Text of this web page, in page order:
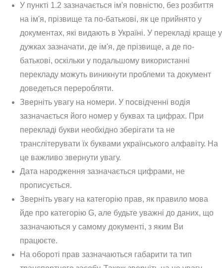
У пункті 1.2 зазначається ім'я повністю, без розбиття
на ім'я, прізвище та по-батькові, як це прийнято у
документах, які видають в Україні. У перекладі краще у
дужках зазначати, де ім'я, де прізвище, а де по-
батькові, оскільки у подальшому використанні
перекладу можуть виникнути проблеми та документ
доведеться переробляти.
Зверніть увагу на номери. У посвідченні водія
зазначається його номер у буквах та цифрах. При
перекладі букви необхідно зберігати та не
транслітерувати їх буквами українського алфавіту. На
це важливо звернути увагу.
Дата народження зазначається цифрами, не
прописується.
Зверніть увагу на категорію прав, як правило мова
йде про категорію G, але будьте уважні до даних, що
зазначаються у самому документі, з яким Ви
працюєте.
На обороті прав зазначаються габарити та тип